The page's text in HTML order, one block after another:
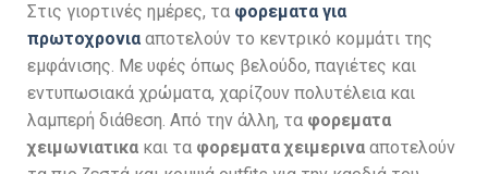
Στις γιορτινές ημέρες, τα φορεματα για
πρωτοχρονιααποτελούν το κεντρικό κομμάτι της
εμφάνισης. Με υφές όπως βελούδο, παγιέτες και
εντυπωσιακά χρώματα, χαρίζουν πολυτέλεια και
λαμπερή διάθεση. Από την άλλη, τα φορεματα
χειμωνιατικα και τα φορεματα χειμερινα αποτελούν